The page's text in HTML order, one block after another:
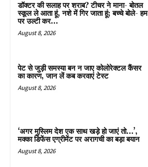
डॉक्टर की सलाह पर शराब? टीचर ने माना- बोतल
स्कूल ले आता हूं, नशे में गिर जाता हूं; बच्चे बोले- हम
पर उल्टी कर...
August 8, 2026
पेट से जुड़ी समस्या बन न जाए कोलोरेक्टल कैंसर
का कारण, जान लें कब करवाएं टेस्ट
August 8, 2026
‘अगर मुस्लिम देश एक साथ खड़े हो जाएं तो…’,
मक्का डिफेंस एग्रीमेंट पर अरागची का बड़ा बयान
August 8, 2026